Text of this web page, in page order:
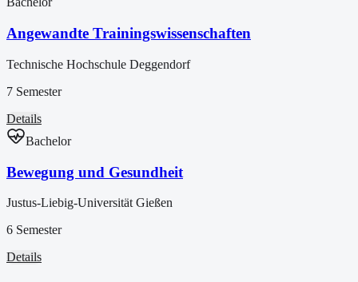
Angewandte Trainingswissenschaften
Technische Hochschule Deggendorf
7 Semester
Details
Bachelor
Bewegung und Gesundheit
Justus-Liebig-Universität Gießen
6 Semester
Details